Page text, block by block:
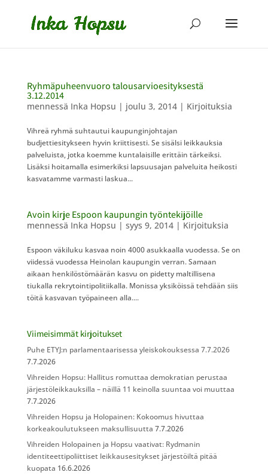
Ryhmäpuheenvuoro talousarvioesityksestä
3.12.2014
mennessä Inka Hopsu | joulu 3, 2014| Kirjoituksia
Vihreä ryhmä suhtautui kaupunginjohtajan
budjettiesitykseen hyvin kriittisesti. Se sisälsi leikkauksia
palveluista, jotka koemme kuntalaisille erittäin tärkeiksi.
Lisäksi hoitamalla esimerkiksi lapsuusajan palveluita heikosti
kasvatamme varmasti laskua...
Avoin kirje Espoon kaupungin työntekijöille
mennessä Inka Hopsu | syys 9, 2014| Kirjoituksia
Espoon väkiluku kasvaa noin 4000 asukkaalla vuodessa. Se on
viidessä vuodessa Heinolan kaupungin verran. Samaan
aikaan henkilöstömäärän kasvu on pidetty maltillisena
tiukalla rekrytointipolitiikalla. Monissa yksiköissä tehdään siis
töitä kasvavan työpaineen alla....
Viimeisimmät kirjoitukset
Puhe ETYJ:n parlamentaarisessa yleiskokouksessa 7.7.2026
7.7.2026
Vihreiden Hopsu: Hallitus romuttaa demokratian perustaa
järjestöleikkauksilla – näillä 11 keinolla suuntaa voi muuttaa
7.7.2026
Vihreiden Hopsu ja Holopainen: Kokoomus hivuttaa
korkeakoulutukseen maksullisuutta 7.7.2026
Vihreiden Holopainen ja Hopsu vaativat: Rydmanin
identiteettipoliittiset leikkausesitykset järjestöiltä pitää
kuopata 16.6.2026